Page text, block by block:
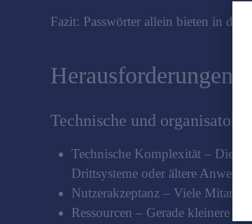
Fazit: Passwörter allein bieten in der
Herausforderungen
Technische und
Technische Komplexität – Die
Drittsysteme oder ältere
Nutzerakzeptanz – Viele
Ressourcen – Gerade kleinere